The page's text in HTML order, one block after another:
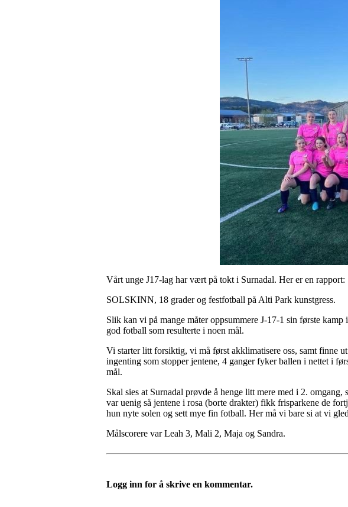
Vårt unge J17-lag har vært på tokt i Surnadal. Her er en rapport:
SOLSKINN, 18 grader og festfotball på Alti Park kunstgress.
Slik kan vi på mange måter oppsummere J-17-1 sin første
god fotball som resulterte i noen mål.
Vi starter litt forsiktig, vi må først akklimatisere oss, samt finne
ingenting som stopper jentene, 4 ganger fyker ballen i nettet i
mål.
Skal sies at Surnadal prøvde å henge litt mere med i 2.
var uenig så jentene i rosa (borte drakter) fikk frisparkene de
hun nyte solen og sett mye fin fotball. Her må vi bare si at vi
Målscorere var Leah 3, Mali 2, Maja og Sandra.
Logg inn for å skrive en kommentar.